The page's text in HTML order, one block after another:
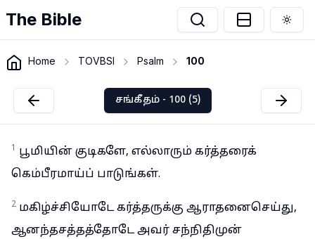
The Bible
Home TOVBSI Psalm 100
சங்கீதம் - 100 (5)
1 பூமியின் குடிகளே, எல்லாரும் கர்த்தரைக்
கெம்பீரமாய்ப் பாடுங்கள்.
2 மகிழ்ச்சியோடே கர்த்தருக்கு ஆராதனைசெய்து,
ஆனந்தசத்தத்தோடே அவர் சந்நிதிமுன்